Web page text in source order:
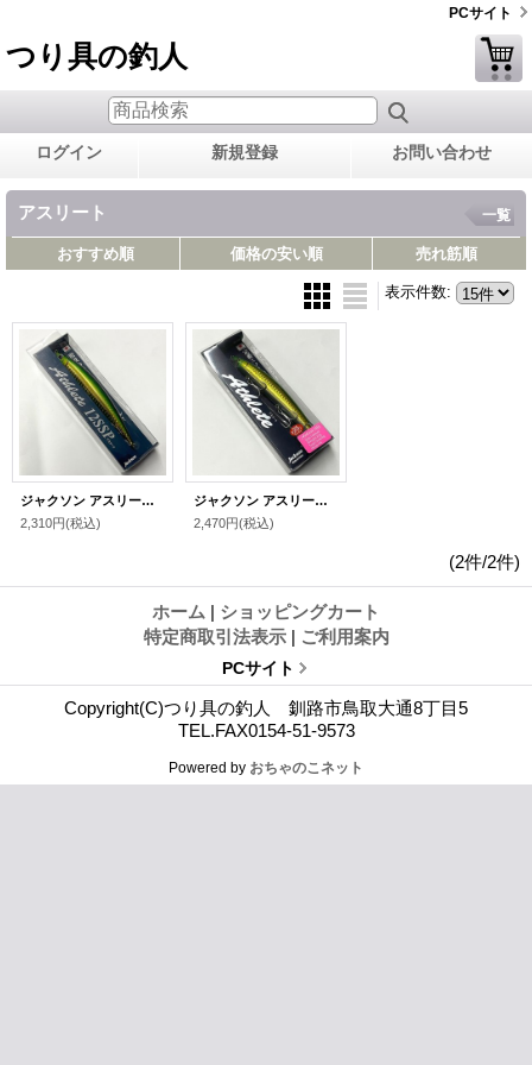
PCサイト
つり具の釣人
ログイン 新規登録 お問い合わせ
アスリート 一覧
おすすめ順 価格の安い順 売れ筋順
表示件数:
ジャクソン アスリート12SSP 釣人オリジナルカラー グリーンゴールドグリーン
2,310円(税込)
ジャクソン アスリート14SS 釣人オリジナルカラー グリーンゴールドグリーン
2,470円(税込)
(2件/2件)
ホーム | ショッピングカート
特定商取引法表示 | ご利用案内
PCサイト
Copyright(C)つり具の釣人 釧路市鳥取大通8丁目5
TEL.FAX0154-51-9573
Powered by おちゃのこネット